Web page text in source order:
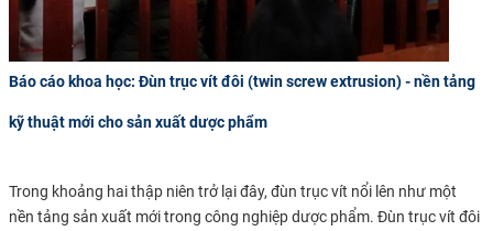
Báo cáo khoa học: Đùn trục vít đôi (twin screw extrusion) - nền tảng
kỹ thuật mới cho sản xuất dược phẩm
Trong khoảng hai thập niên trở lại đây, đùn trục vít nổi lên như một
nền tảng sản xuất mới trong công nghiệp dược phẩm. Đùn trục vít đôi